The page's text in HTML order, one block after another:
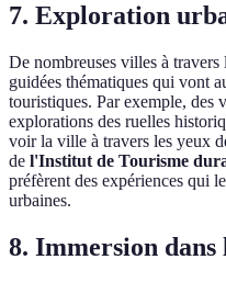
7. Exploration
De nombreuses villes à
guidées thématiques qui vont
touristiques. Par exemple, des
explorations des ruelles
voir la ville à travers les yeux
de l'Institut de Tourisme
préfèrent des expériences qui
urbaines.
8. Immersion dans